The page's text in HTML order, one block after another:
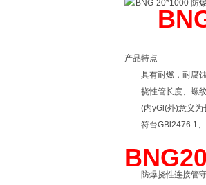
产品特点
具有耐燃，耐腐蚀
挠性管长度、螺纹
(内yGl(外)意义为长
符台GBl2476 1、
防爆挠性连接管守